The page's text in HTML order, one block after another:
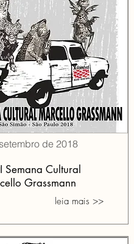
de 2018
Semana Cultural
Grassmann
leia mais >>